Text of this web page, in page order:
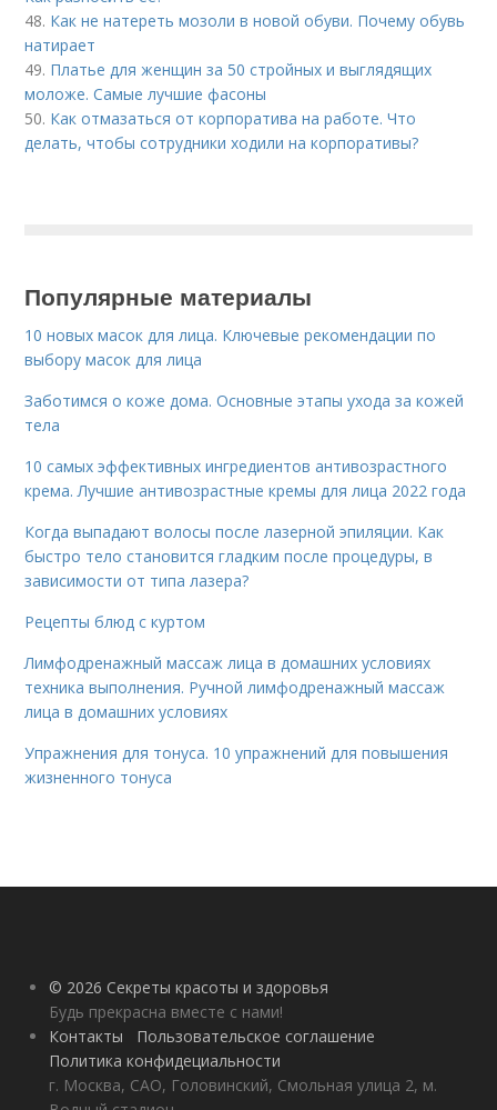
48. Как не натереть мозоли в новой обуви. Почему обувь
натирает
49. Платье для женщин за 50 стройных и выглядящих
моложе. Самые лучшие фасоны
50. Как отмазаться от корпоратива на работе. Что
делать, чтобы сотрудники ходили на корпоративы?
Популярные материалы
10 новых масок для лица. Ключевые рекомендации по
выбору масок для лица
Заботимся о коже дома. Основные этапы ухода за кожей
тела
10 самых эффективных ингредиентов антивозрастного
крема. Лучшие антивозрастные кремы для лица 2022 года
Когда выпадают волосы после лазерной эпиляции. Как
быстро тело становится гладким после процедуры, в
зависимости от типа лазера?
Рецепты блюд с куртом
Лимфодренажный массаж лица в домашних условиях
техника выполнения. Ручной лимфодренажный массаж
лица в домашних условиях
Упражнения для тонуса. 10 упражнений для повышения
жизненного тонуса
© 2026 Секреты красоты и здоровья
Будь прекрасна вместе с нами!
Контакты
Пользовательское соглашение
Политика конфидециальности
г. Москва, САО, Головинский, Смольная улица 2, м.